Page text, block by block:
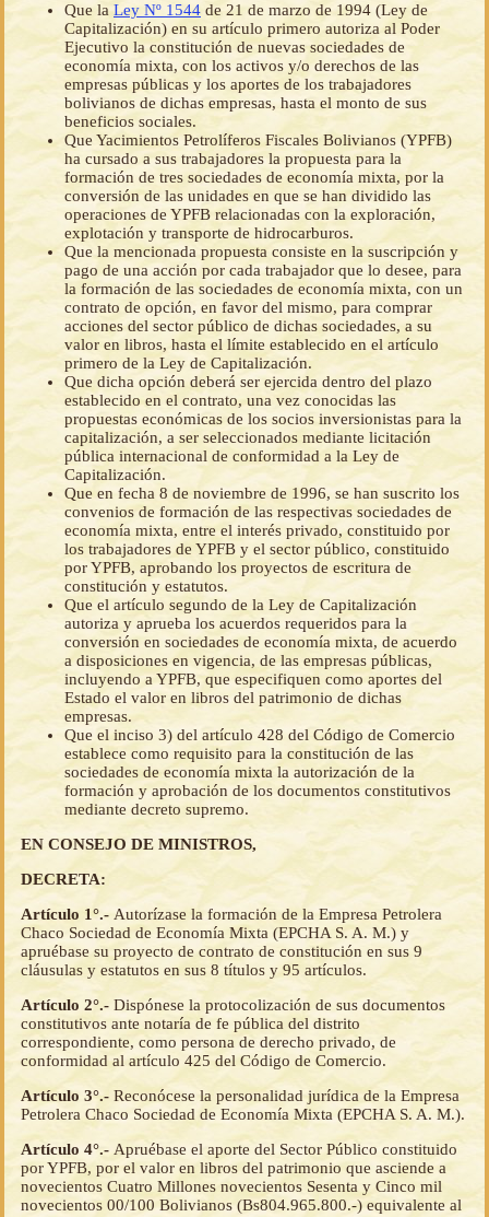
Que laLey Nº 1544 de 21 de marzo de 1994 (Ley de
Capitalización) en su artículo primero autoriza al Poder
Ejecutivo la constitución de nuevas sociedades de
economía mixta, con los activos y/o derechos de las
empresas públicas y los aportes de los trabajadores
bolivianos de dichas empresas, hasta el monto de sus
beneficios sociales.
Que Yacimientos Petrolíferos Fiscales Bolivianos (YPFB)
ha cursado a sus trabajadores la propuesta para la
formación de tres sociedades de economía mixta, por la
conversión de las unidades en que se han dividido las
operaciones de YPFB relacionadas con la exploración,
explotación y transporte de hidrocarburos.
Que la mencionada propuesta consiste en la suscripción y
pago de una acción por cada trabajador que lo desee, para
la formación de las sociedades de economía mixta, con un
contrato de opción, en favor del mismo, para comprar
acciones del sector público de dichas sociedades, a su
valor en libros, hasta el límite establecido en el artículo
primero de la Ley de Capitalización.
Que dicha opción deberá ser ejercida dentro del plazo
establecido en el contrato, una vez conocidas las
propuestas económicas de los socios inversionistas para la
capitalización, a ser seleccionados mediante licitación
pública internacional de conformidad a la Ley de
Capitalización.
Que en fecha 8 de noviembre de 1996, se han suscrito los
convenios de formación de las respectivas sociedades de
economía mixta, entre el interés privado, constituido por
los trabajadores de YPFB y el sector público, constituido
por YPFB, aprobando los proyectos de escritura de
constitución y estatutos.
Que el artículo segundo de la Ley de Capitalización
autoriza y aprueba los acuerdos requeridos para la
conversión en sociedades de economía mixta, de acuerdo
a disposiciones en vigencia, de las empresas públicas,
incluyendo a YPFB, que especifiquen como aportes del
Estado el valor en libros del patrimonio de dichas
empresas.
Que el inciso 3) del artículo 428 del Código de Comercio
establece como requisito para la constitución de las
sociedades de economía mixta la autorización de la
formación y aprobación de los documentos constitutivos
mediante decreto supremo.
EN CONSEJO DE MINISTROS,
DECRETA:
Artículo 1°.- Autorízase la formación de la Empresa Petrolera
Chaco Sociedad de Economía Mixta (EPCHA S. A. M.) y
apruébase su proyecto de contrato de constitución en sus 9
cláusulas y estatutos en sus 8 títulos y 95 artículos.
Artículo 2°.- Dispónese la protocolización de sus documentos
constitutivos ante notaría de fe pública del distrito
correspondiente, como persona de derecho privado, de
conformidad al artículo 425 del Código de Comercio.
Artículo 3°.- Reconócese la personalidad jurídica de la Empresa
Petrolera Chaco Sociedad de Economía Mixta (EPCHA S. A. M.).
Artículo 4°.- Apruébase el aporte del Sector Público constituido
por YPFB, por el valor en libros del patrimonio que asciende a
novecientos Cuatro Millones novecientos Sesenta y Cinco mil
novecientos 00/100 Bolivianos (Bs804.965.800.-) equivalente al